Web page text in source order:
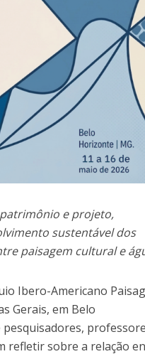
e projeto,
sustentável dos
paisagem cultural e
Ibero-Americano
Gerais, em Belo
refletir sobre a relação